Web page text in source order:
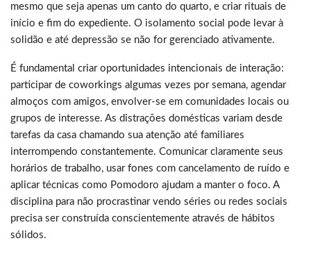
mesmo que seja apenas um canto do quarto, e criar rituais de
início e fim do expediente. O isolamento social pode levar à
solidão e até depressão se não for gerenciado ativamente.
É fundamental criar oportunidades intencionais de interação:
participar de coworkings algumas vezes por semana, agendar
almoços com amigos, envolver-se em comunidades locais ou
grupos de interesse. As distrações domésticas variam desde
tarefas da casa chamando sua atenção até familiares
interrompendo constantemente. Comunicar claramente seus
horários de trabalho, usar fones com cancelamento de ruído e
aplicar técnicas como Pomodoro ajudam a manter o foco. A
disciplina para não procrastinar vendo séries ou redes sociais
precisa ser construída conscientemente através de hábitos
sólidos.